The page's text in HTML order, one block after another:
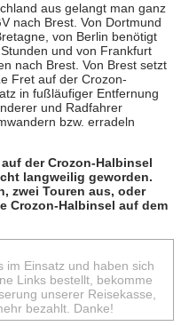
aus gelangt man ganz
nach Brest. Von Dortmund
von Berlin benötigt
und von Frankfurt
nach Brest. Von Brest setzt
Fret auf der Crozon-
in fußläufiger Entfernung
und Radfahrer
bzw. erradeln
der Crozon-Halbinsel
langweilig geworden.
zwei Touren aus, oder
Crozon-Halbinsel auf dem
im Einsatz und haben sich
Links bestellt, bekomme
unserer Reisekasse,
bezahlt. Danke!